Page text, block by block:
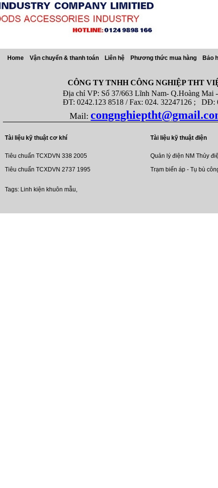
Home Vận chuyển & thanh toán Liên hệ Phương thức mua hàng Bảo
CÔNG TY TNHH CÔNG NGHIỆP THT
Địa chỉ VP: Số 37/663 Lĩnh Nam- Q.Hoàng Mai -
ĐT: 0242.123 8518 / Fax: 024. 32247126 ; DĐ:
Mail:
Tài liệu kỹ thuật cơ khí
Tiêu chuẩn TCXDVN 338 2005
Tiêu chuẩn TCXDVN 2737 1995
Tài liệu kỹ thuật điện
Quản lý điện NM Thủy
Trạm biến áp - Tụ bù
Tags: Linh kiện khuôn mẫu,